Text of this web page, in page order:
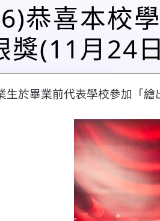
恭喜本校
獎(11月24
生於畢業前代表學校參加「